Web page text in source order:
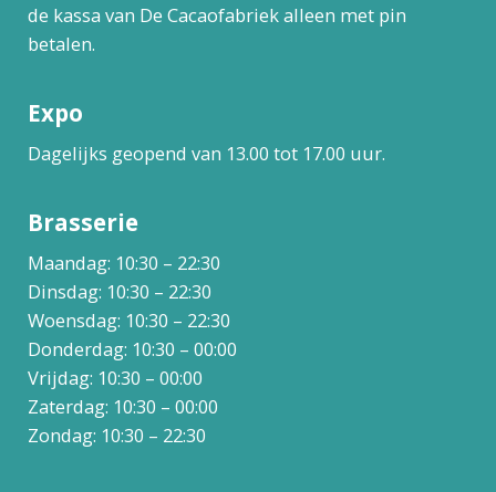
de kassa van De Cacaofabriek alleen met pin
betalen.
Expo
Dagelijks geopend van 13.00 tot 17.00 uur.
Brasserie
Maandag: 10:30 – 22:30
Dinsdag: 10:30 – 22:30
Woensdag: 10:30 – 22:30
Donderdag: 10:30 – 00:00
Vrijdag: 10:30 – 00:00
Zaterdag: 10:30 – 00:00
Zondag: 10:30 – 22:30